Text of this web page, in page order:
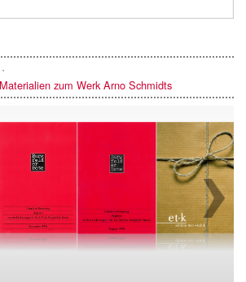
zum Werk Arno Schmidts